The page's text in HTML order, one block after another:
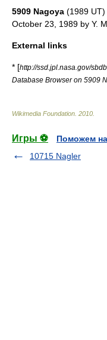
5909 Nagoya (1989 UT)
October 23
1989 by Y.
External links
* [http://ssd.jpl.nasa.gov/
Database Browser on 5909
Wikimedia Foundation 2010
Игры ⚽
Поможем
10715 Nagler